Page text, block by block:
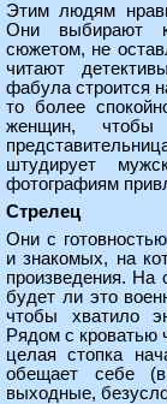
Этим людям
Они выбирают
сюжетом, не
читают
фабула строится
то более
женщин, чтобы
штудирует
фотографиям
Стрелец
Они с
и знакомых, на
произведения.
будет ли это
чтобы хватило
Рядом с кроватью
целая стопка
обещает себе
выходные,